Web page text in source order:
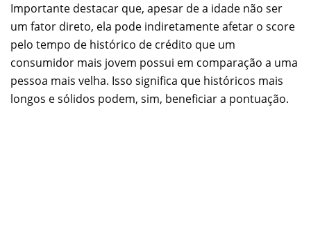
Importante destacar que, apesar de a idade não ser
um fator direto, ela pode indiretamente afetar o score
pelo tempo de histórico de crédito que um
consumidor mais jovem possui em comparação a uma
pessoa mais velha. Isso significa que históricos mais
longos e sólidos podem, sim, beneficiar a pontuação.